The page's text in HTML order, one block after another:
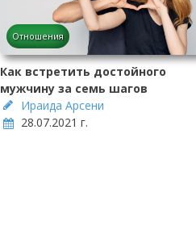
Отношения
Как встретить достойного
мужчину за семь шагов
Ираида Арсени
28.07.2021 г.